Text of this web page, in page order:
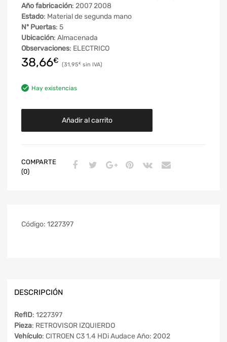
Año fabricación: 2007 2008
Estado: Material de segunda mano
Nº Puertas: 5
Ubicación: Almacenada
Observaciones: ELECTRICO
38,66€ 31,95€
Hay existencias
Añadir al carrito
COMPARTE
(0)
Código: 1227397
DESCRIPCIÓN
RefID: 1227397
Pieza: RETROVISOR IZQUIERDO
Vehículo: CITROEN C3 1.4 HDi Audace Año: 2002